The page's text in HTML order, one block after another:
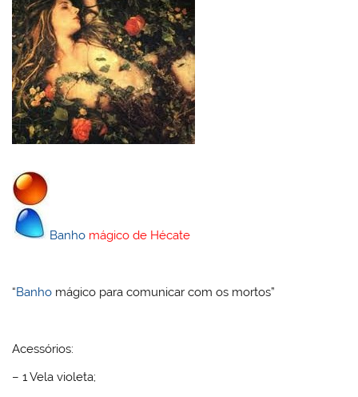
Banho mágico de Hécate
“Banho mágico para comunicar com os mortos”
Acessórios:
– 1 Vela violeta;